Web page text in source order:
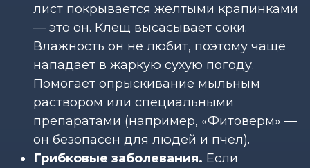
лист покрывается желтыми крапинками
— это он. Клещ высасывает соки.
Влажность он не любит, поэтому чаще
нападает в жаркую сухую погоду.
Помогает опрыскивание мыльным
раствором или специальными
препаратами (например, «Фитоверм» —
он безопасен для людей и пчел).
Грибковые заболевания. Если